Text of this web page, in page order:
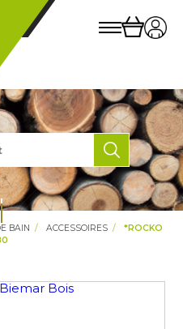
BAIN ACCESSOIRES
*ROCKO